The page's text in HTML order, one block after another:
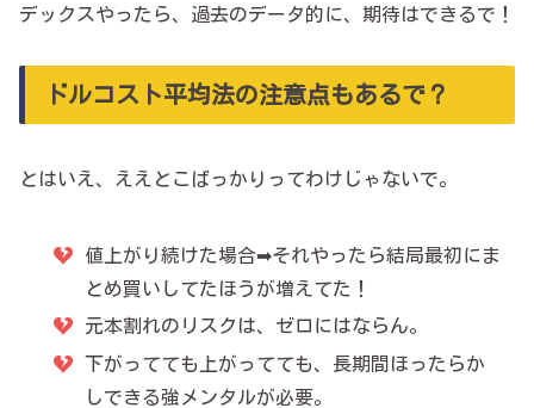
デックスやったら、過去のデータ的に、期待はできるで！
ドルコスト平均法の注意点もあるで？
とはいえ、ええとこばっかりってわけじゃないで。
値上がり続けた場合➡それやったら結局最初にま
とめ買いしてたほうが増えてた！
元本割れのリスクは、ゼロにはならん。
下がってても上がってても、長期間ほったらか
しできる強メンタルが必要。